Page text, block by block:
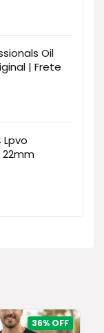
Oil
| Frete
Lpvo
36%